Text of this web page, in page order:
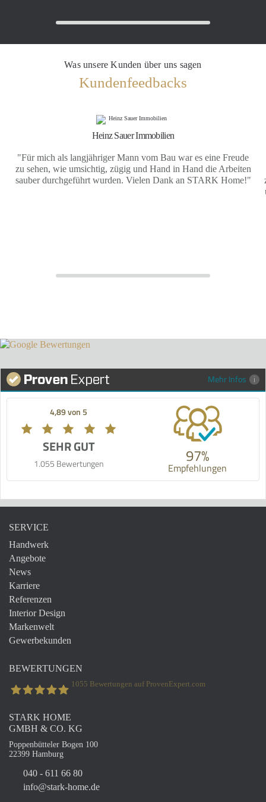
Was unsere Kunden über uns sagen
Kundenfeedbacks
Heinz Sauer Immobilien
"Für mich als langjähriger Mann vom Bau war es eine Freude
zu sehen, wie umsichtig, zügig und Hand in Hand die Arbeiten
sauber durchgeführt wurden. Vielen Dank an STARK Home!"
Mehr Infos
4,89 von 5
SEHR GUT
1.055 Bewertungen 97%
Empfehlungen
SERVICE
Handwerk
Angebote
News
Karriere
Referenzen
Interior Design
Markenwelt
Gewerbekunden
BEWERTUNGEN
STARK Home GmbH & Co. Kg
1055 Bewertungen auf ProvenExpert.com
STARK HOME
GMBH & CO. KG
Poppenbütteler Bogen 100
22399 Hamburg
040 - 611 66 80
info@stark-home.de